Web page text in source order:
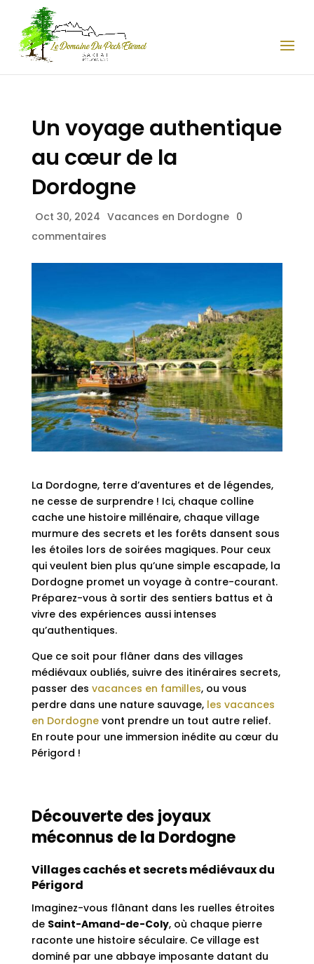
Un voyage authentique
au cœur de la
Dordogne
Oct 30, 2024 Vacances en Dordogne 0
commentaires
La Dordogne, terre d’aventures et de légendes,
ne cesse de surprendre ! Ici, chaque colline
cache une histoire millénaire, chaque village
murmure des secrets et les forêts dansent sous
les étoiles lors de soirées magiques. Pour ceux
qui veulent bien plus qu’une simple escapade, la
Dordogne promet un voyage à contre-courant.
Préparez-vous à sortir des sentiers battus et à
vivre des expériences aussi intenses
qu’authentiques.
Que ce soit pour flâner dans des villages
médiévaux oubliés, suivre des itinéraires secrets,
passer des vacances en familles, ou vous
perdre dans une nature sauvage, les vacances
en Dordognevont prendre un tout autre relief.
En route pour une immersion inédite au cœur du
Périgord !
Découverte des joyaux
méconnus de la Dordogne
Villages cachés et secrets médiévaux du
Périgord
Imaginez-vous flânant dans les ruelles étroites
de Saint-Amand-de-Coly, où chaque pierre
raconte une histoire séculaire. Ce village est
dominé par une abbaye imposante datant du